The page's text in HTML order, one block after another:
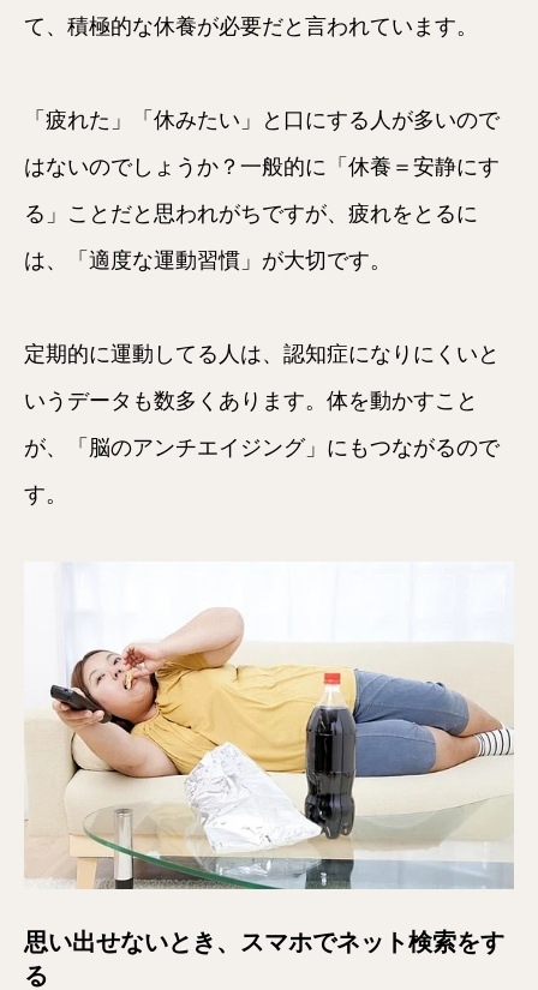
て、積極的な休養が必要だと言われています。
「疲れた」「休みたい」と口にする人が多いので
はないのでしょうか？一般的に「休養＝安静にす
る」ことだと思われがちですが、疲れをとるに
は、「適度な運動習慣」が大切です。
定期的に運動してる人は、認知症になりにくいと
いうデータも数多くあります。体を動かすこと
が、「脳のアンチエイジング」にもつながるので
す。
思い出せないとき、スマホでネット検索をす
る